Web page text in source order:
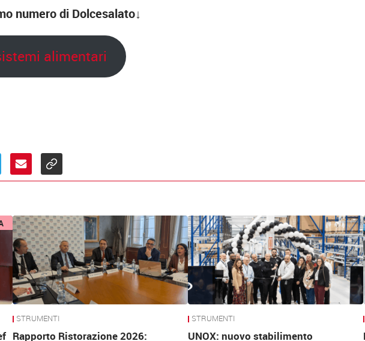
numero di Dolcesalato↓
alimentari
STRUMENTI
Rapporto Ristorazione 2026:
STRUMENTI
UNOX: nuovo stabilimento